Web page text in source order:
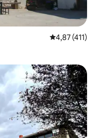
4,87 av 5 i
4,87 (411)